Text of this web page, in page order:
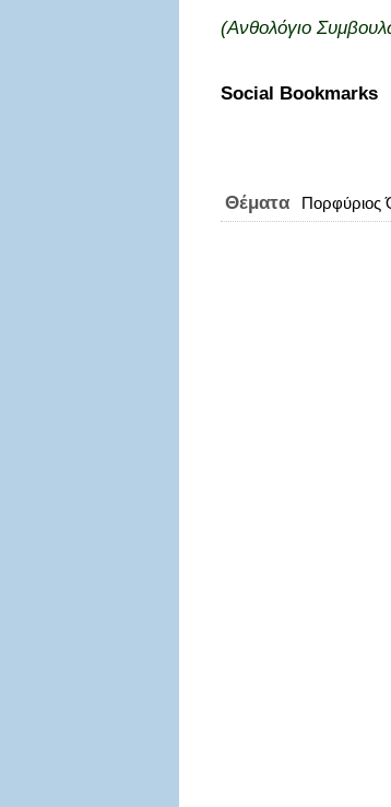
(Ανθολόγιο
Social Bookmarks
Θέματα Πορφύριος